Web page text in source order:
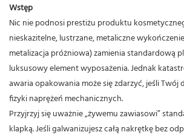
Wstęp
Nic nie podnosi prestiżu produktu
nieskazitelne, lustrzane, metaliczne
metalizacja próżniowa) zamienia standardową
luksusowy element wyposażenia. Jednak
awaria opakowania może się zdarzyć, jeśli Twój
fizyki naprężeń mechanicznych.
Przyjrzyj się uważnie „żywemu zawiasowi”
klapką. Jeśli galwanizujesz całą nakrętkę bez